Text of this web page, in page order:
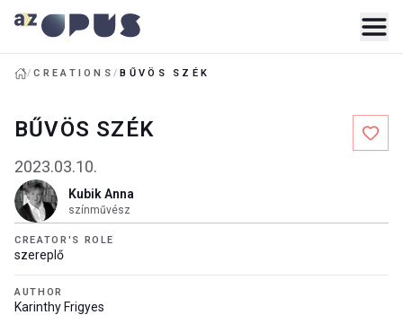
/CREATIONS/BŰVÖS SZÉK
BŰVÖS SZÉK
2023.03.10.
Kubik Anna
színművész
CREATOR'S ROLE
szereplő
AUTHOR
Karinthy Frigyes